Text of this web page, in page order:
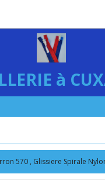
à
570 , Glissiere Spirale